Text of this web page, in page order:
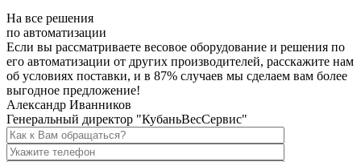
На все решения
по автоматизации
Если вы рассматриваете весовое оборудование и решения по
его автоматизации от других производителей, расскажите нам
об условиях поставки, и в 87% случаев мы сделаем вам более
выгодное предложение!
Александр Иванников
Генеральный директор "КубаньВесСервис"